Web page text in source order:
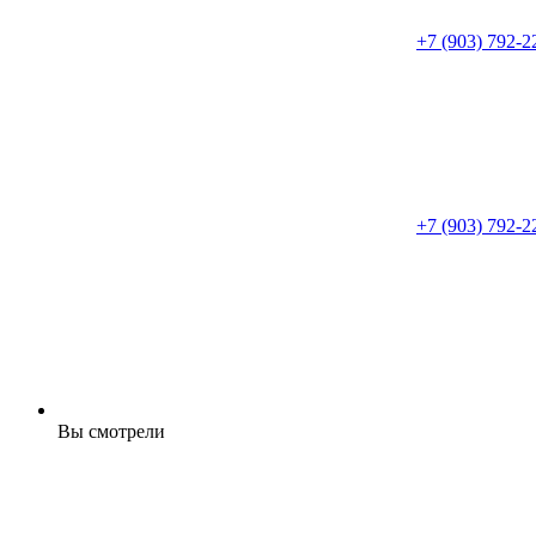
+7 (903) 792-
+7 (903) 792-
Вы смотрели